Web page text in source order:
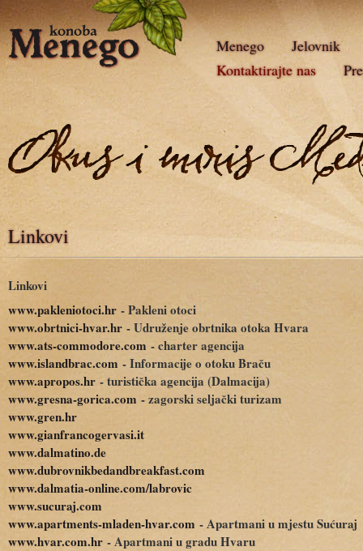
Menego
Jelovnik
Kontaktirajte nas
Linkovi
Linkovi
www.pakleniotoci.hr - Pakleni otoci
www.obrtnici-hvar.hr - Udruženje obrtnika otoka Hvara
www.ats-commodore.com - charter agencija
www.islandbrac.com - Informacije o otoku Braču
www.apropos.hr - turistička agencija (Dalmacija)
www.gresna-gorica.com - zagorski seljački turizam
www.gren.hr
www.gianfrancogervasi.it
www.dalmatino.de
www.dubrovnikbedandbreakfast.com
www.dalmatia-online.com/labrovic
www.sucuraj.com
www.apartments-mladen-hvar.com - Apartmani u mjestu Sućuraj
www.hvar.com.hr - Apartmani u gradu Hvaru